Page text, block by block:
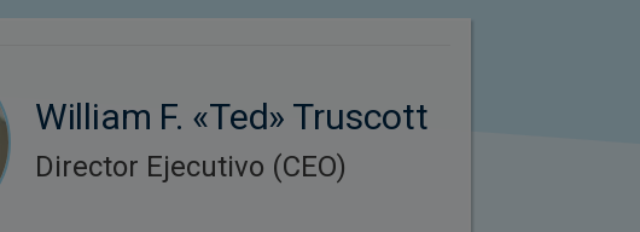
William F. «Ted» Truscott
Director Ejecutivo (CEO)